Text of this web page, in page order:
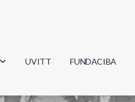
UVITT FUNDACIBA